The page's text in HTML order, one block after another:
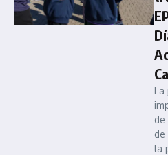
La
de
de
la